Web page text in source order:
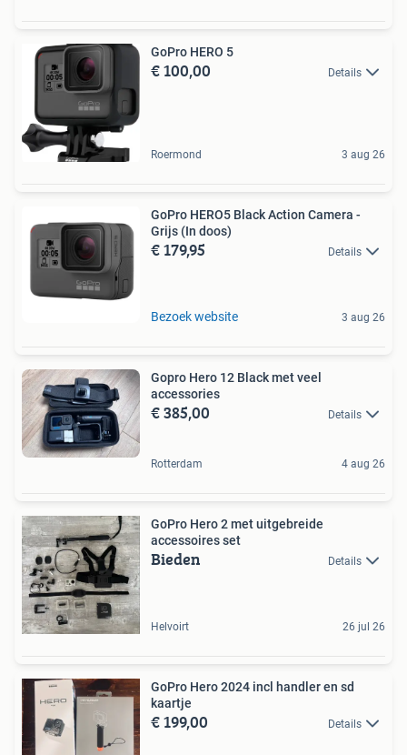
GoPro HERO 5
€ 100,00 Details
Roermond 3 aug 26
GoPro HERO5 Black Action Camera -
Grijs (In doos)
€ 179,95 Details
Bezoek website 3 aug 26
Gopro Hero 12 Black met veel
accessories
€ 385,00 Details
Rotterdam 4 aug 26
GoPro Hero 2 met uitgebreide
accessoires set
Bieden Details
Helvoirt 26 jul 26
GoPro Hero 2024 incl handler en sd
kaartje
€ 199,00 Details